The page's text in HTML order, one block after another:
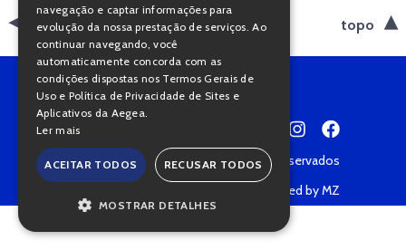
voltar topo
Copyright © 2022 • Todos os direitos reservados
Powered by MZ
navegação e captar informações para
evolução da nossa prestação de serviços. Ao
continuar navegando, você
automaticamente concorda com as
condições dispostas nos Termos Gerais de
Uso e Política de Privacidade de Sites e
Aplicativos da Aegea.
Ler mais
ACEITAR TODOS RECUSAR TODOS
MOSTRAR DETALHES